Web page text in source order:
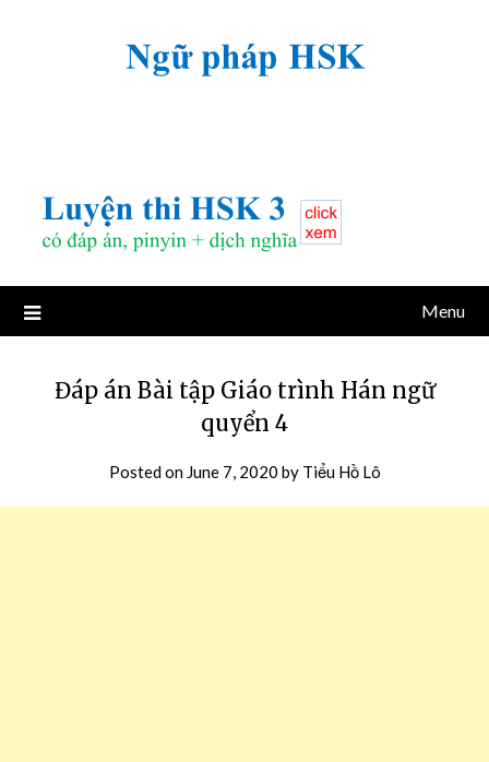
Menu
Đáp án Bài tập Giáo trình Hán ngữ
quyển 4
Posted on June 7, 2020 by Tiểu Hồ Lô